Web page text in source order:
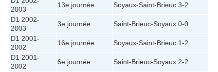
2003
13e journée Soyaux-Saint-Brieuc 3-2
D1 2002-
2003
3e journée Saint-Brieuc-Soyaux 0-0
D1 2001-
2002
16e journée Soyaux-Saint-Brieuc 1-2
D1 2001-
2002
6e journée Saint-Brieuc-Soyaux 2-2